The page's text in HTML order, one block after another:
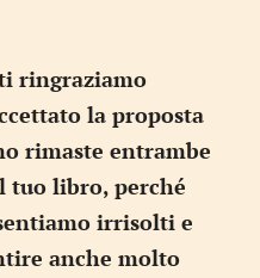
ringraziamo
la proposta
rimaste entrambe
tuo libro, perché
irrisolti e
anche molto